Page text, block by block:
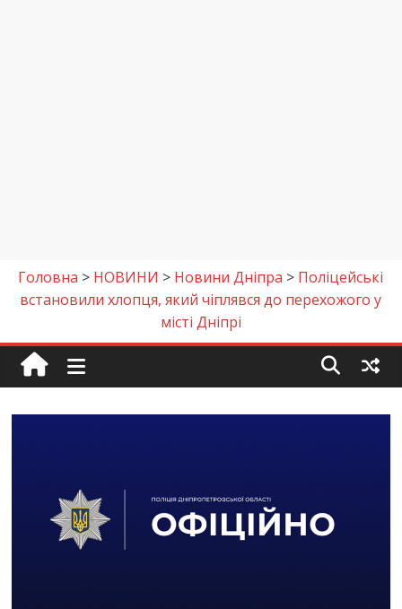
Головна > НОВИНИ > Новини Дніпра > Поліцейські
встановили хлопця, який чіплявся до перехожого у
місті Дніпрі